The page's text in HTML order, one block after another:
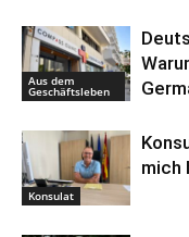
Aus dem
Geschäftsleben
Konsulat
mich